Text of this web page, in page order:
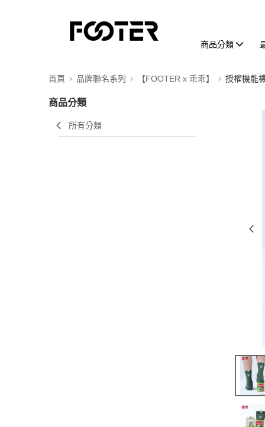
商品分類
首頁 品牌聯名系列 【FOOTER x 乖乖】 授權機能
商品分類
所有分類